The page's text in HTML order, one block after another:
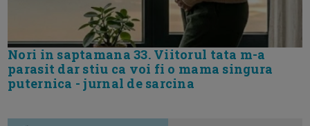
Nori in saptamana 33. Viitorul tata m-a
parasit dar stiu ca voi fi o mama singura
puternica - jurnal de sarcina